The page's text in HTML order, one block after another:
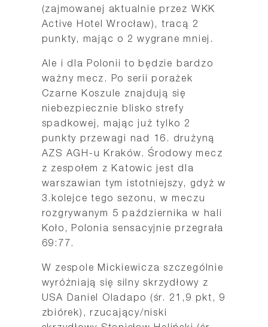
(zajmowanej aktualnie przez WKK
Active Hotel Wrocław), tracą 2
punkty, mając o 2 wygrane mniej.
Ale i dla Polonii to będzie bardzo
ważny mecz. Po serii porażek
Czarne Koszule znajdują się
niebezpiecznie blisko strefy
spadkowej, mając już tylko 2
punkty przewagi nad 16. drużyną
AZS AGH-u Kraków. Środowy mecz
z zespołem z Katowic jest dla
warszawian tym istotniejszy, gdyż w
3.kolejce tego sezonu, w meczu
rozgrywanym 5 października w hali
Koło, Polonia sensacyjnie przegrała
69:77.
W zespole Mickiewicza szczególnie
wyróżniają się silny skrzydłowy z
USA Daniel Oladapo (śr. 21,9 pkt, 9
zbiórek), rzucający/niski